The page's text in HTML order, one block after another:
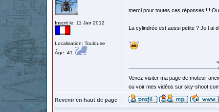
Inscrit le: 11 Jan 2012
Localisation: Toulouse
Âge: 41
merci pour toutes ces réponses !!!
La cylindrée est aussi petite ? Je l ai
Venez visiter ma page de moteur-
ou voir mes vidéos sur sky-
Revenir en haut de page